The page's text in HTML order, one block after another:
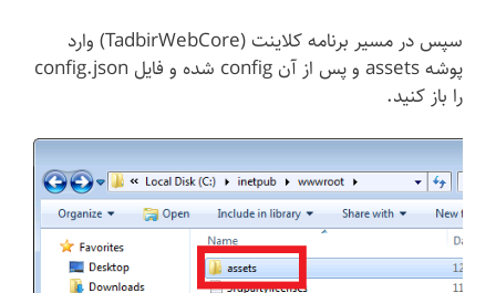
سپس در مسیر برنامه کلاینت (TadbirWebCore) وارد
پوشه assets و پس از آن config شده و فایل config.json
را باز کنید.